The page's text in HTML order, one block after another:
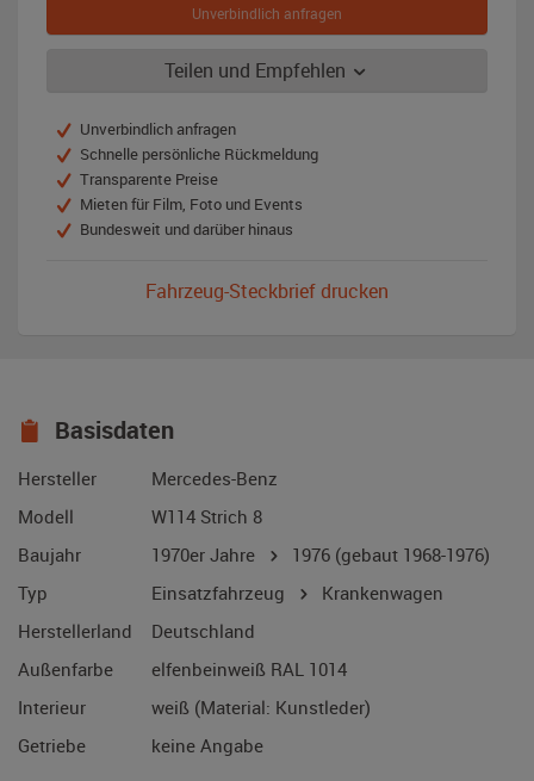
Unverbindlich anfragen
Teilen und Empfehlen
Unverbindlich anfragen
Schnelle persönliche Rückmeldung
Transparente Preise
Mieten für Film, Foto und Events
Bundesweit und darüber hinaus
Fahrzeug-Steckbrief drucken
Basisdaten
Hersteller
Mercedes-Benz
Modell
W114 Strich 8
Baujahr
1970er Jahre 1976 (gebaut 1968-1976)
Typ
Einsatzfahrzeug
Krankenwagen
Herstellerland
Deutschland
Außenfarbe
elfenbeinweiß RAL 1014
Interieur
weiß (Material: Kunstleder)
Getriebe
keine Angabe